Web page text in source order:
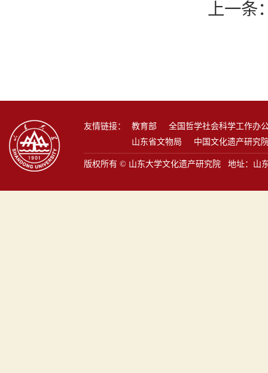
上一条
友情链接： 教育部
全国哲学社会科学工作办
山东省文物局
中国文化遗产研究
版权所有 © 山东大学文化遗产研究院 地址：山